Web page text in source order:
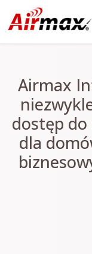
Airmax
dostęp
dla